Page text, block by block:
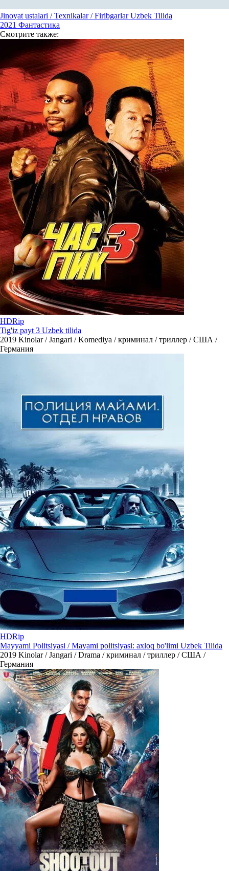
Jinoyat ustalari / Texnikalar / Firibgarlar Uzbek Tilida
2021 Фантастика
Смотрите также:
HDRip
Tig'iz payt 3 Uzbek tilida
2019 Kinolar / Jangari / Komediya / криминал / триллер / США /
Германия
HDRip
Mayyami Politsiyasi / Mayami politsiyasi: axloq bo'limi Uzbek Tilida
2019 Kinolar / Jangari / Drama / криминал / триллер / США /
Германия